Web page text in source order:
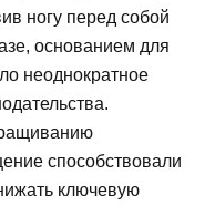
ногу перед собой
основанием для
неоднократное
способствовали
ключевую